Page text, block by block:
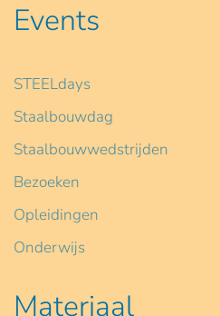
Events
STEELdays
Staalbouwdag
Staalbouwwedstrijden
Bezoeken
Opleidingen
Onderwijs
Materiaal